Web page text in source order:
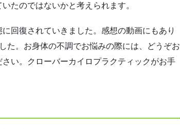
たのではないかと考えられます。
回復されていきました。感想の動画にもあり
た。お身体の不調でお悩みの際には、どうぞお
い。クローバーカイロプラクティックがお手